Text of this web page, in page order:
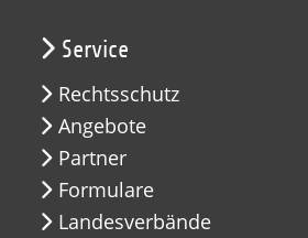
Service
Rechtsschutz
Angebote
Partner
Formulare
Landesverbände